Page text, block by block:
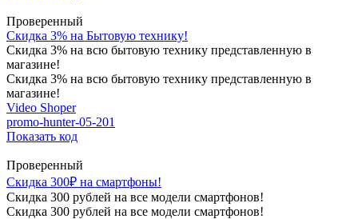
Проверенный
Скидка 3% на Бытовую технику!
Скидка 3% на всю бытовую технику представленную в
магазине!
Скидка 3% на всю бытовую технику представленную в
магазине!
Video Shoper
promo-hunter-05-201
Показать код
Проверенный
Скидка 300₽ на смартфоны!
Скидка 300 рублей на все модели смартфонов!
Скидка 300 рублей на все модели смартфонов!